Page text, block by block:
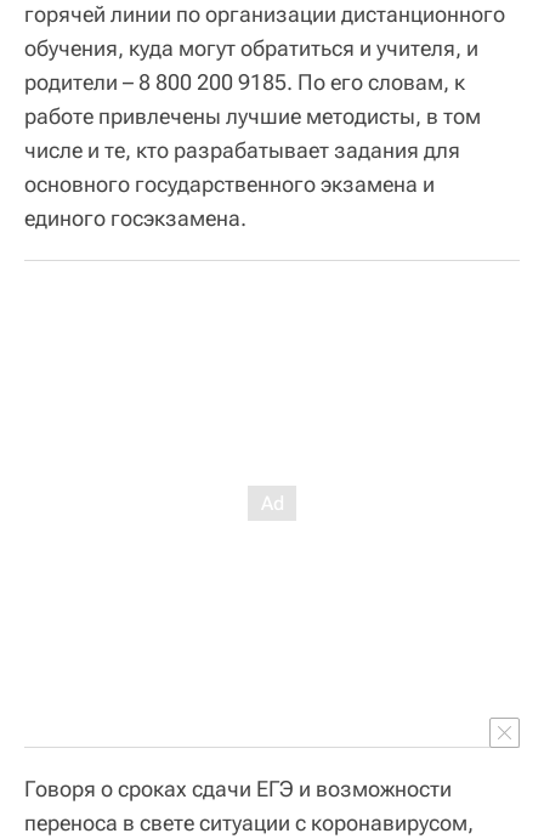
горячей линии по организации дистанционного
обучения, куда могут обратиться и учителя, и
родители – 8 800 200 9185. По его словам, к
работе привлечены лучшие методисты, в том
числе и те, кто разрабатывает задания для
основного государственного экзамена и
единого госэкзамена.
Говоря о сроках сдачи ЕГЭ и возможности
переноса в свете ситуации с коронавирусом,